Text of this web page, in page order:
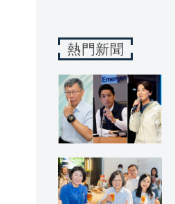
熱門新聞